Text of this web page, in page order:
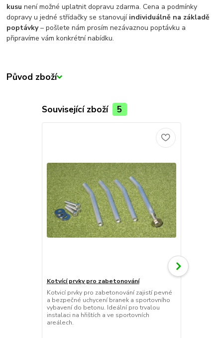
kusu není možné uplatnit dopravu zdarma. Cena a podmínky
dopravy u jedné střídačky se stanovují individuálně na základě
poptávky– pošlete nám prosím nezávaznou poptávku a
připravíme vám konkrétní nabídku.
Původ zboží
Související zboží 5
Kotvící prvky pro zabetonování
Kotvicí prvky pro zabetonování zajistí pevné
a bezpečné uchycení branek a sportovního
vybavení do betonu. Ideální pro trvalou
instalaci na hřištích a ve sportovních
areálech.